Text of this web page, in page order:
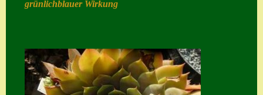
Kasse
Kontakt
grünlichblauer Wirkung